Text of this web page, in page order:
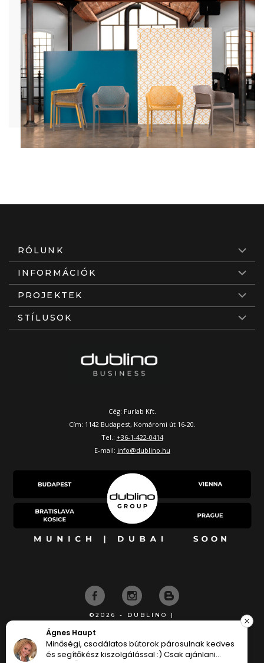
RÓLUNK
INFORMÁCIÓK
PROJEKTEK
STÍLUSOK
Cég: Furlab Kft.
Cím: 1142 Budapest, Komáromi út 16-20.
Tel.: +36-1-422-0414
E-mail: info@dublino.hu
©2026 - DUBLINO |
Ágnes Haupt
Minőségi, csodálatos bútorok párosulnak kedves
és segítőkész kiszolgálással :) Csak ajánlani